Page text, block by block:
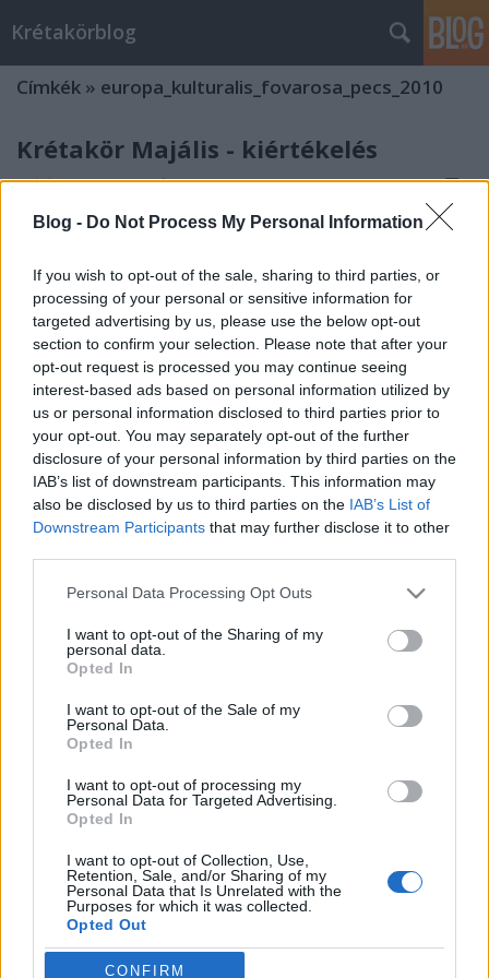
Blog - Do Not Process My Personal Information
If you wish to opt-out of the sale, sharing to third parties, or
processing of your personal or sensitive information for
targeted advertising by us, please use the below opt-out
section to confirm your selection. Please note that after your
opt-out request is processed you may continue seeing
interest-based ads based on personal information utilized by
us or personal information disclosed to third parties prior to
your opt-out. You may separately opt-out of the further
disclosure of your personal information by third parties on the
IAB’s list of downstream participants. This information may
also be disclosed by us to third parties on the IAB’s List of
Downstream Participants that may further disclose it to other
Please note that this website/app uses one or more Google
not limited to your visit or usage behaviour. You may click to
grant or deny consent to Google and its third-party tags to
use your data for below specified purposes in below Google
consent section.
Personal Data Processing Opt Outs
I want to opt-out of the Sharing of my
personal data.
Opted In
I want to opt-out of the Sale of my
Personal Data.
Opted In
I want to opt-out of processing my
Personal Data for Targeted Advertising.
Opted In
I want to opt-out of Collection, Use,
Retention, Sale, and/or Sharing of my
Personal Data that Is Unrelated with the
Purposes for which it was collected.
Opted Out
Google consents
CONFIRM
Krétakörblog
Címkék » europa_kulturalis_fovarosa_pecs_2010
Krétakör Majális - kiértékelés
Gulyás Marci•2010. május 28. 0
felkérés a Hungarofest Kht. részéről, hogy a 2010-
ben megvalósuló programévben hozzunk létre egy
színházművészeti eseményt, amely „A
szabadulóművész apológiája”-nak analógiájára,
egy…
Krétakör Majális az EKF Programban
2. - A Jicinsky-sztori folytatás
DanIella • 2010. április 25.
Következzen a sztori folytatása, az Utópia Kollégium
továbbéléséről, a Majális második napjának, a
üzembehelyezésének felvezetéseként. Amennyiben a
leírtak felkeltik érdeklődésedet, és szívesen vennél Te
magad is részt…
Krétakör Majális az EKF programban
1. - A Jicinsky-sztori
DanIella •2010. április 21.
A Krétakör Majális három napját keretező történet
Jaroslav Jicinsky, cseh-morva bányamérnök
személyéhez köthető. Amikor a pécsi Labor
Kulturális és Szociális Szövetkezet tagjai (Fazekas
Bálint és Szuhay Márton) pár éve kidolgozták
nívódíjas pályázatukat akciónk…